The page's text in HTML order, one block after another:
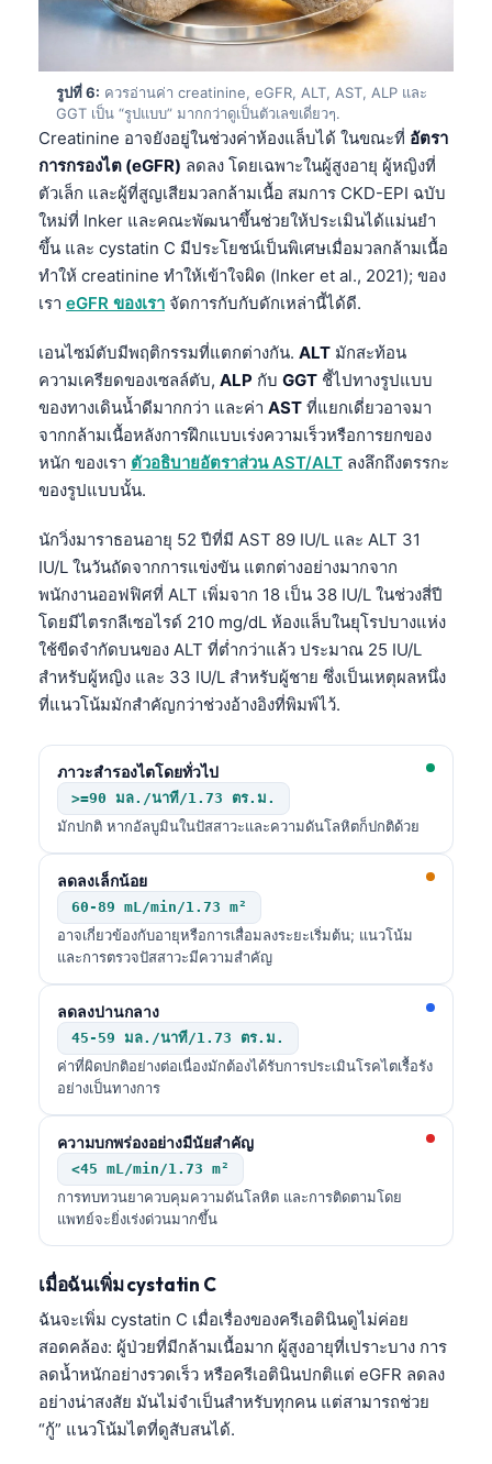
รูปที่ 6: ควรอ่านค่า creatinine, eGFR, ALT, AST, ALP และ
GGT เป็น “รูปแบบ” มากกว่าดูเป็นตัวเลขเดี่ยวๆ.
Creatinine อาจยังอยู่ในช่วงค่าห้องแล็บได้ ในขณะที่ อัตรา
การกรองไต (eGFR) ลดลง โดยเฉพาะในผู้สูงอายุ ผู้หญิงที่
ตัวเล็ก และผู้ที่สูญเสียมวลกล้ามเนื้อ สมการ CKD-EPI ฉบับ
ใหม่ที่ Inker และคณะพัฒนาขึ้นช่วยให้ประเมินได้แม่นยำ
ขึ้น และ cystatin C มีประโยชน์เป็นพิเศษเมื่อมวลกล้ามเนื้อ
ทำให้ creatinine ทำให้เข้าใจผิด (Inker et al., 2021); ของ
เรา eGFR ของเรา จัดการกับกับดักเหล่านี้ได้ดี.
เอนไซม์ตับมีพฤติกรรมที่แตกต่างกัน. ALT มักสะท้อน
ความเครียดของเซลล์ตับ, ALP กับ GGT ชี้ไปทางรูปแบบ
ของทางเดินน้ำดีมากกว่า และค่า AST ที่แยกเดี่ยวอาจมา
จากกล้ามเนื้อหลังการฝึกแบบเร่งความเร็วหรือการยกของ
หนัก ของเรา ตัวอธิบายอัตราส่วน AST/ALT ลงลึกถึงตรรกะ
ของรูปแบบนั้น.
นักวิ่งมาราธอนอายุ 52 ปีที่มี AST 89 IU/L และ ALT 31
IU/L ในวันถัดจากการแข่งขัน แตกต่างอย่างมากจาก
พนักงานออฟฟิศที่ ALT เพิ่มจาก 18 เป็น 38 IU/L ในช่วงสี่ปี
โดยมีไตรกลีเซอไรด์ 210 mg/dL ห้องแล็บในยุโรปบางแห่ง
ใช้ขีดจำกัดบนของ ALT ที่ต่ำกว่าแล้ว ประมาณ 25 IU/L
สำหรับผู้หญิง และ 33 IU/L สำหรับผู้ชาย ซึ่งเป็นเหตุผลหนึ่ง
ที่แนวโน้มมักสำคัญกว่าช่วงอ้างอิงที่พิมพ์ไว้.
ภาวะสำรองไตโดยทั่วไป
>=90 มล./นาที/1.73 ตร.ม.
มักปกติ หากอัลบูมินในปัสสาวะและความดันโลหิตก็ปกติด้วย
ลดลงเล็กน้อย
60-89 mL/min/1.73 m²
อาจเกี่ยวข้องกับอายุหรือการเสื่อมลงระยะเริ่มต้น; แนวโน้ม
และการตรวจปัสสาวะมีความสำคัญ
ลดลงปานกลาง
45-59 มล./นาที/1.73 ตร.ม.
ค่าที่ผิดปกติอย่างต่อเนื่องมักต้องได้รับการประเมินโรคไตเรื้อรัง
อย่างเป็นทางการ
ความบกพร่องอย่างมีนัยสำคัญ
<45 mL/min/1.73 m²
การทบทวนยาควบคุมความดันโลหิต และการติดตามโดย
แพทย์จะยิ่งเร่งด่วนมากขึ้น
เมื่อฉันเพิ่ม cystatin C
ฉันจะเพิ่ม cystatin C เมื่อเรื่องของครีเอตินินดูไม่ค่อย
สอดคล้อง: ผู้ป่วยที่มีกล้ามเนื้อมาก ผู้สูงอายุที่เปราะบาง การ
ลดน้ำหนักอย่างรวดเร็ว หรือครีเอตินินปกติแต่ eGFR ลดลง
อย่างน่าสงสัย มันไม่จำเป็นสำหรับทุกคน แต่สามารถช่วย
“กู้” แนวโน้มไตที่ดูสับสนได้.
العربية المغربية
Afrikaans
Монгол
ພາສາລາວ
Cebuano
ئۇيغۇرچە
Кыргызча
Татар теле
Беларуская мова
Esperanto
Frysk
Norsk bokmål